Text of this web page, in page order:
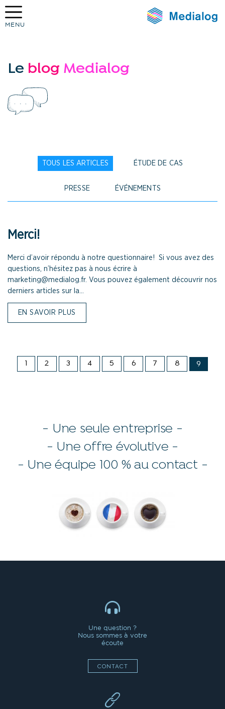
MENU
Le blog Medialog
TOUS LES ARTICLES ÉTUDE DE CAS
PRESSE ÉVÉNEMENTS
Merci!
Merci d’avoir répondu à notre questionnaire! Si vous avez des
questions, n’hésitez pas à nous écrire à
marketing@medialog.fr. Vous pouvez également découvrir nos
derniers articles sur la...
EN SAVOIR PLUS
1 2 3 4 5 6 7 8 9
- Une seule entreprise -
- Une offre évolutive -
- Une équipe 100 % au contact -
Une question ?
Nous sommes à votre
écoute
CONTACT